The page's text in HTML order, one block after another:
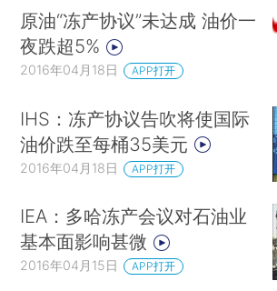
原油“冻产协议”未达成 油价一
夜跌超5%
2016年04月18日 APP打开
IHS：冻产协议告吹将使国际
油价跌至每桶35美元
2016年04月18日 APP打开
IEA：多哈冻产会议对石油业
基本面影响甚微
2016年04月15日 APP打开